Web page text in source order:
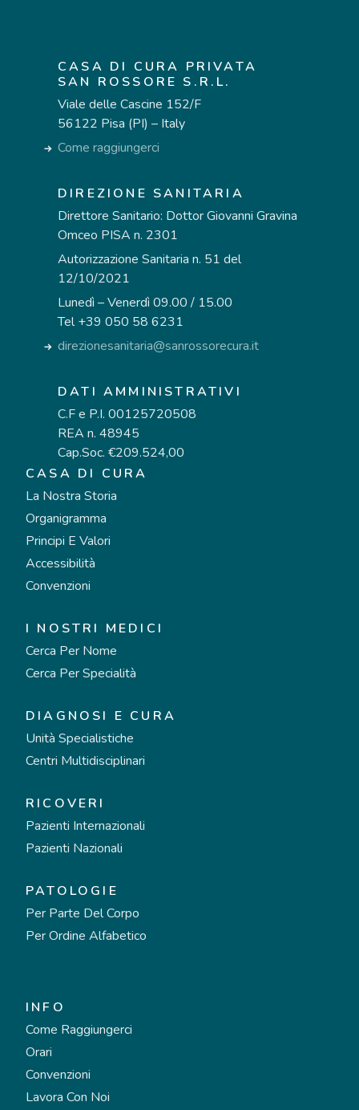
CASA DI CURA PRIVATA
SAN ROSSORE S.R.L.
Viale delle Cascine 152/F
56122 Pisa (PI) – Italy
Come raggiungerci
DIREZIONE SANITARIA
Direttore Sanitario: Dottor Giovanni Gravina
Omceo PISA n. 2301
Autorizzazione Sanitaria n. 51 del
12/10/2021
Lunedì – Venerdì 09.00 / 15.00
Tel +39 050 58 6231
direzionesanitaria@sanrossorecura.it
DATI AMMINISTRATIVI
C.F e P.I. 00125720508
REA n. 48945
Cap.Soc. €209.524,00
CASA DI CURA
La Nostra Storia
Organigramma
Principi E Valori
Accessibilità
Convenzioni
I NOSTRI MEDICI
Cerca Per Nome
Cerca Per Specialità
DIAGNOSI E CURA
Unità Specialistiche
Centri Multidisciplinari
RICOVERI
Pazienti Internazionali
Pazienti Nazionali
PATOLOGIE
Per Parte Del Corpo
Per Ordine Alfabetico
INFO
Come Raggiungerci
Orari
Convenzioni
Lavora Con Noi